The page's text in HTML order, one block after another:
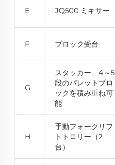
E JQ500 ミキサー
F ブロック受台
G
スタッカー、4～5
段のパレットブロ
ックを積み重ね可
能
H
手動フォークリフ
トトロリー（2
台）